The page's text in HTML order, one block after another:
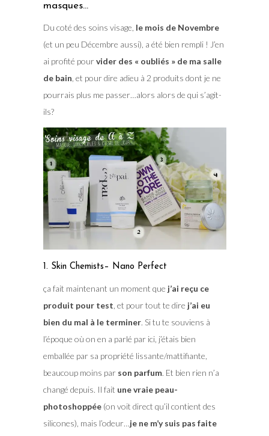
masques…
Du coté des soins visage, le mois de Novembre
(et un peu Décembre aussi), a été bien rempli ! J’en
ai profité pourvider des « oubliés » de ma salle
de bain , et pour dire adieu à 2 produits dont je ne
pourrais plus me passer…alors alors de qui s’agit-
ils?
1. Skin Chemists– Nano Perfect
ça fait maintenant un moment que j’ai reçu ce
produit pour test , et pour tout te dire j’ai eu
bien du mal à le terminer. Si tu te souviens à
l’époque où on en a parlé par ici, j’étais bien
emballée par sa propriété lissante/mattifiante,
beaucoup moins par son parfum. Et bien rien n’a
changé depuis. Il fait une vraie peau-
photoshoppée(on voit direct qu’il contient des
silicones), mais l’odeur…je ne m’y suis pas faite